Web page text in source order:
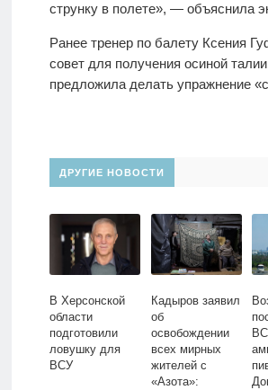
струнку в полете», — объяснила
Ранее тренер по балету Ксения
совет для получения осиной
предложила делать упражнение
ДРУГИЕ НОВОСТИ
В Херсонской
области
подготовили
ловушку для
ВСУ
Кадыров заявил
об
освобождении
всех мирных
жителей с
«Азота»: